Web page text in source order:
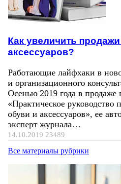
Как увеличить
аксессуаров?
Работающие лайфхаки в
и организационного
Осенью 2019 года в продаже
«Практическое
обуви и аксессуаров», ее
эксперт журнала…
14.10.2019 23489
Все материалы рубрики